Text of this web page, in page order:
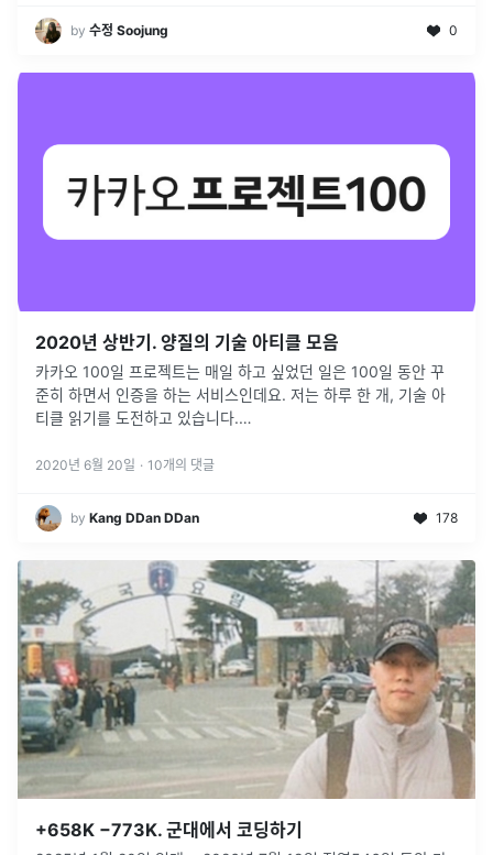
by 수정 Soojung 0
2020년 상반기. 양질의 기술 아티클 모음
카카오 100일 프로젝트는 매일 하고 싶었던 일은 100일 동안 꾸
준히 하면서 인증을 하는 서비스인데요. 저는 하루 한 개, 기술 아
티클 읽기를 도전하고 있습니다.
2020년 6월 20일 · 10개의 댓글
by Kang DDan DDan 178
+658K −773K. 군대에서 코딩하기